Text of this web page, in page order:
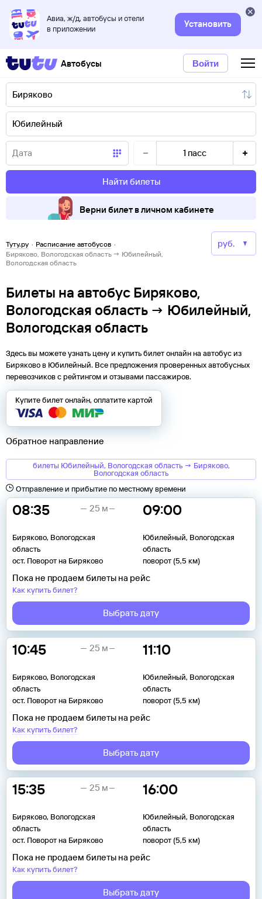
Авиа, ж/д, автобусы и отели
в приложении
Установить
Автобусы Войти
1 пасс
Найти билеты
Верни билет в личном кабинете
Туту.ру · Расписание автобусов ·
Биряково, Вологодская область → Юбилейный,
Вологодская область
Билеты на автобус Биряково,
Вологодская область → Юбилейный,
Вологодская область
Здесь вы можете узнать цену и купить билет онлайн на автобус из
Биряковов Юбилейный. Все предложения проверенных автобусных
перевозчиков с рейтингом и отзывами пассажиров.
Купите билет онлайн, оплатите картой
Обратное направление
билеты Юбилейный, Вологодская область → Биряково,
Вологодская область
Отправление и прибытие по местному времени
08:35
Биряково, Вологодская
область
ост. Поворот на Биряково
09:00
Юбилейный, Вологодская
область
поворот (5,5 км)
25 м
Пока не продаем билеты на рейс
Как купить билет?
Выбрать дату
10:45
Биряково, Вологодская
область
ост. Поворот на Биряково
11:10
Юбилейный, Вологодская
область
поворот (5,5 км)
25 м
Пока не продаем билеты на рейс
Как купить билет?
Выбрать дату
15:35
Биряково, Вологодская
область
ост. Поворот на Биряково
16:00
Юбилейный, Вологодская
область
поворот (5,5 км)
25 м
Пока не продаем билеты на рейс
Как купить билет?
Выбрать дату